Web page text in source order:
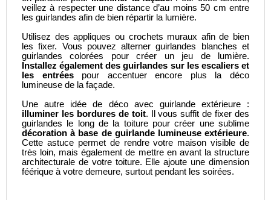
veillez à respecter une distance d’au moins 50 cm entre
les guirlandes afin de bien répartir la lumière.
Utilisez des appliques ou crochets muraux afin de bien
les fixer. Vous pouvez alterner guirlandes blanches et
guirlandes colorées pour créer un jeu de lumière.
Installez également des guirlandes sur les escaliers et
les entréespour accentuer encore plus la déco
lumineuse de la façade.
Une autre idée de déco avec guirlande extérieure :
illuminer les bordures de toit. Il vous suffit de fixer des
guirlandes le long de la toiture pour créer une sublime
décoration à base de guirlande lumineuse extérieure.
Cette astuce permet de rendre votre maison visible de
très loin, mais également de mettre en avant la structure
architecturale de votre toiture. Elle ajoute une dimension
féérique à votre demeure, surtout pendant les soirées.